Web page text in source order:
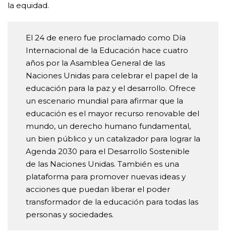
la equidad.
El 24 de enero fue proclamado como Día
Internacional de la Educación hace cuatro
años por la Asamblea General de las
Naciones Unidas para celebrar el papel de la
educación para la paz y el desarrollo. Ofrece
un escenario mundial para afirmar que la
educación es el mayor recurso renovable del
mundo, un derecho humano fundamental,
un bien público y un catalizador para lograr la
Agenda 2030 para el Desarrollo Sostenible
de las Naciones Unidas. También es una
plataforma para promover nuevas ideas y
acciones que puedan liberar el poder
transformador de la educación para todas las
personas y sociedades.